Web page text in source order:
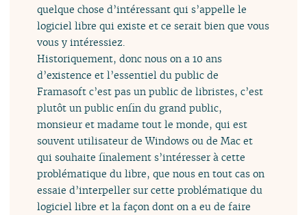
quelque chose d’intéressant qui s’appelle le
logiciel libre qui existe et ce serait bien que vous
vous y intéressiez.
Historiquement, donc nous on a 10 ans
d’existence et l’essentiel du public de
Framasoft c’est pas un public de libristes, c’est
plutôt un public enfin du grand public,
monsieur et madame tout le monde, qui est
souvent utilisateur de Windows ou de Mac et
qui souhaite finalement s’intéresser à cette
problématique du libre, que nous en tout cas on
essaie d’interpeller sur cette problématique du
logiciel libre et la façon dont on a eu de faire